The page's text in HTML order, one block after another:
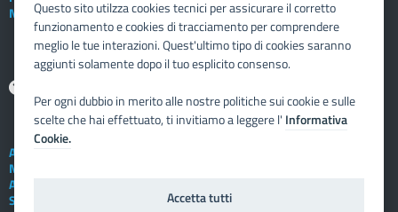
Nuovo sportello dipendente
Assistenza tecnica
Note legali
Albo telematico
Social Media Policy
Questo sito utilzza cookies tecnici per assicurare il corretto
funzionamento e cookies di tracciamento per comprendere
meglio le tue interazioni. Quest'ultimo tipo di cookies saranno
aggiunti solamente dopo il tuo esplicito consenso.
Per ogni dubbio in merito alle nostre politiche sui cookie e sulle
scelte che hai effettuato, ti invitiamo a leggere l' Informativa
Cookie.
Accetta tutti